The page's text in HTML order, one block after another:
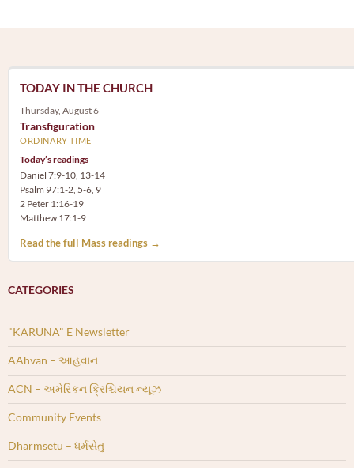
TODAY IN THE CHURCH
Thursday, August 6
Transfiguration
ORDINARY TIME
Today’s readings
Daniel 7:9-10, 13-14
Psalm 97:1-2, 5-6, 9
2 Peter 1:16-19
Matthew 17:1-9
Read the full Mass readings →
CATEGORIES
"KARUNA" E Newsletter
AAhvan – આહવાન
ACN – અમેરિકન ક્રિશ્ચિયન ન્યૂઝ
Community Events
Dharmsetu – ધર્મસેતુ